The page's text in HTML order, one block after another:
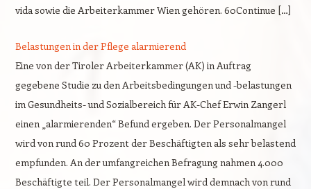
vida sowie die Arbeiterkammer Wien gehören. 60Continue […]
Belastungen in der Pflege alarmierend
Eine von der Tiroler Arbeiterkammer (AK) in Auftrag
gegebene Studie zu den Arbeitsbedingungen und -belastungen
im Gesundheits- und Sozialbereich für AK-Chef Erwin Zangerl
einen „alarmierenden“ Befund ergeben. Der Personalmangel
wird von rund 60 Prozent der Beschäftigten als sehr belastend
empfunden. An der umfangreichen Befragung nahmen 4.000
Beschäftigte teil. Der Personalmangel wird demnach von rund